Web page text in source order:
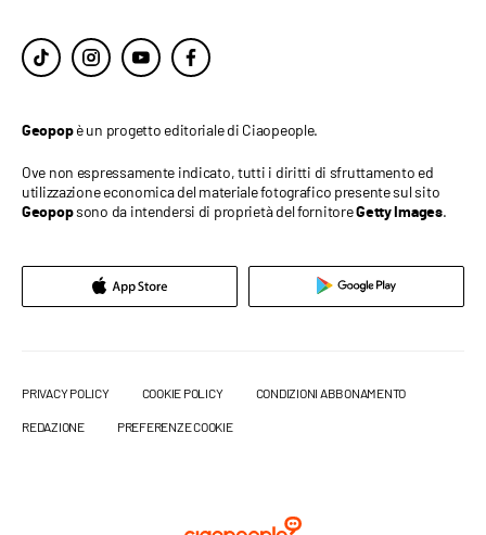
Geopopè un progetto editoriale di Ciaopeople.
Ove non espressamente indicato, tutti i diritti di sfruttamento ed
utilizzazione economica del materiale fotografico presente sul sito
Geopopsono da intendersi di proprietà del fornitoreGetty Images.
PRIVACY POLICY COOKIE POLICY CONDIZIONI ABBONAMENTO
REDAZIONE PREFERENZE COOKIE